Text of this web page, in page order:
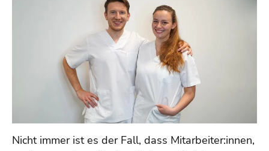
Nicht immer ist es der Fall, dass Mitarbeiter:innen,